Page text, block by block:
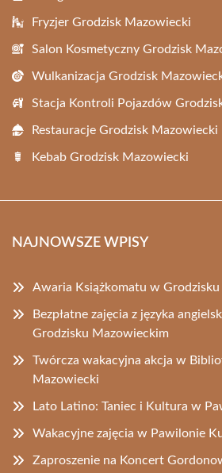
Fryzjer Grodzisk Mazowiecki
Salon Kosmetyczny Grodzisk
Wulkanizacja Grodzisk
Stacja Kontroli Pojazdów
Restauracje Grodzisk Mazowiecki
Kebab Grodzisk Mazowiecki
NAJNOWSZE WPISY
Awaria Książkomatu w
Bezpłatne zajęcia z języka
Grodzisku Mazowieckim
Twórcza wakacyjna akcja w
Mazowiecki
Lato Latino: Taniec i Kultura w
Wakacyjne zajęcia w Pawilonie
Zaproszenie na Koncert